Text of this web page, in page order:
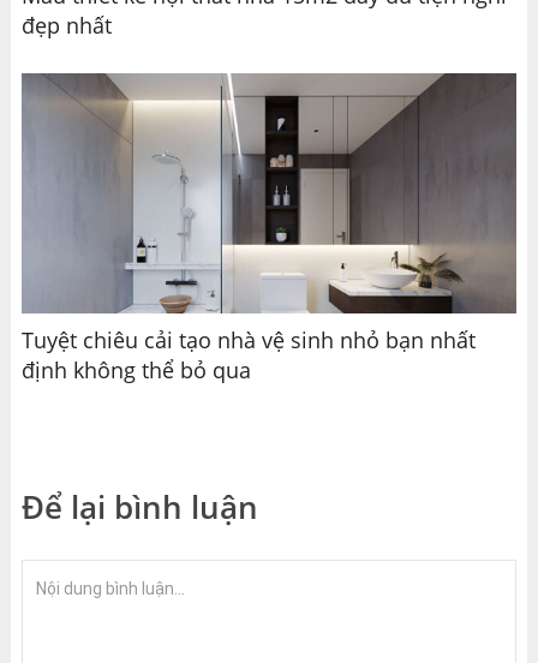
đẹp nhất
Tuyệt chiêu cải tạo nhà vệ sinh nhỏ bạn nhất
định không thể bỏ qua
Để lại bình luận